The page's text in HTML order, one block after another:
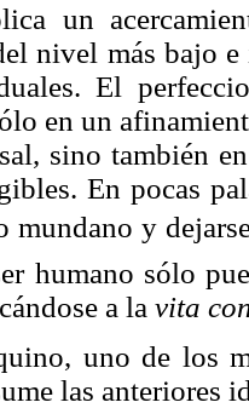
un
nivel más bajo
El
en un
sino también
En pocas
y
humano sólo
a la vita
uno de los
las anteriores